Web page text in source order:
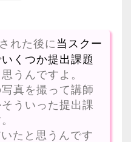
れた後に当スクー
くつか提出課題
うんですよ。
真を撮って講師
ういった提出課
たと思うんです